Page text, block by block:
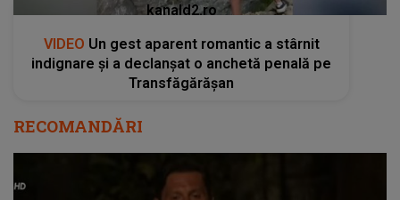
kanald2.ro
VIDEO Un gest aparent romantic a stârnit
indignare și a declanșat o anchetă penală pe
Transfăgărășan
RECOMANDĂRI